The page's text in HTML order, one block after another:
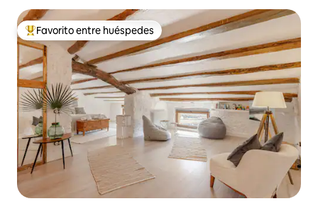
Favorito entre huéspedes preferido
Favorito entre huéspedes